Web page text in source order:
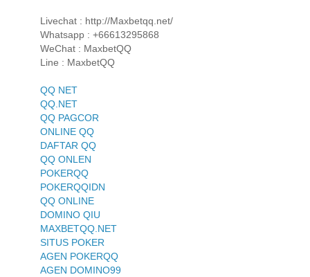
Livechat : http://Maxbetqq.net/
Whatsapp : +66613295868
WeChat : MaxbetQQ
Line : MaxbetQQ
QQ NET
QQ.NET
QQ PAGCOR
ONLINE QQ
DAFTAR QQ
QQ ONLEN
POKERQQ
POKERQQIDN
QQ ONLINE
DOMINO QIU
MAXBETQQ.NET
SITUS POKER
AGEN POKERQQ
AGEN DOMINO99